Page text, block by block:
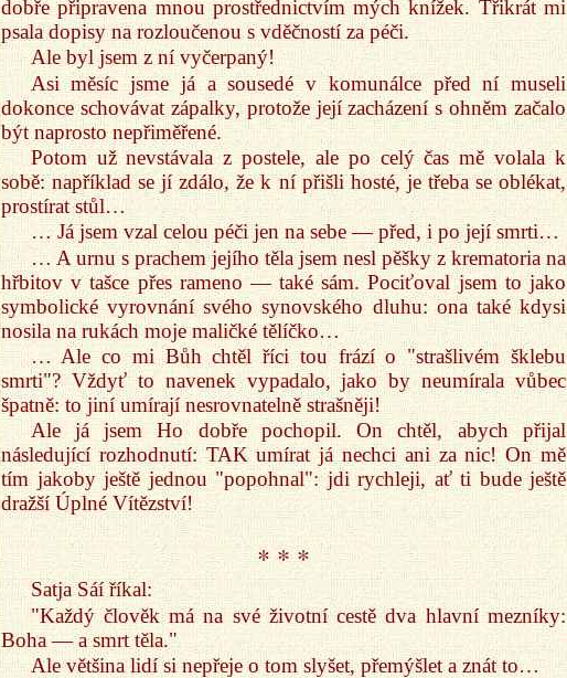
dobře připravena mnou prostřednictvím mých knížek. Třikrát mi
psala dopisy na rozloučenou s vděčností za péči.
Ale byl jsem z ní vyčerpaný!
Asi měsíc jsme já a sousedé v komunálce před ní museli
dokonce schovávat zápalky, protože její zacházení s ohněm začalo
být naprosto nepřiměřené.
Potom už nevstávala z postele, ale po celý čas mě volala k
sobě: například se jí zdálo, že k ní přišli hosté, je třeba se oblékat,
prostírat stůl…
… Já jsem vzal celou péči jen na sebe — před, i po její smrti…
… A urnu s prachem jejího těla jsem nesl pěšky z krematoria na
hřbitov v tašce přes rameno — také sám. Pociťoval jsem to jako
symbolické vyrovnání svého synovského dluhu: ona také kdysi
nosila na rukách moje maličké tělíčko…
… Ale co mi Bůh chtěl říci tou frází o "strašlivém šklebu
smrti"? Vždyť to navenek vypadalo, jako by neumírala vůbec
špatně: to jiní umírají nesrovnatelně strašněji!
Ale já jsem Ho dobře pochopil. On chtěl, abych přijal
následující rozhodnutí: TAK umírat já nechci ani za nic! On mě
tím jakoby ještě jednou "popohnal": jdi rychleji, ať ti bude ještě
dražší Úplné Vítězství!
* * *
Satja Sáí říkal:
"Každý člověk má na své životní cestě dva hlavní mezníky:
Boha — a smrt těla."
Ale většina lidí si nepřeje o tom slyšet, přemýšlet a znát to…